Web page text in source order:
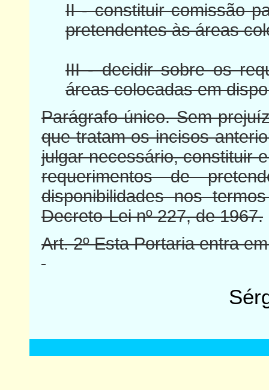
II - constituir comissão
pretendentes às áreas
III - decidir sobre os
áreas colocadas em
Parágrafo único. Sem
que tratam os incisos
julgar necessário, constituir
requerimentos de
disponibilidades nos
Decreto-Lei nº 227, de 1967.
Art. 2º Esta Portaria entra